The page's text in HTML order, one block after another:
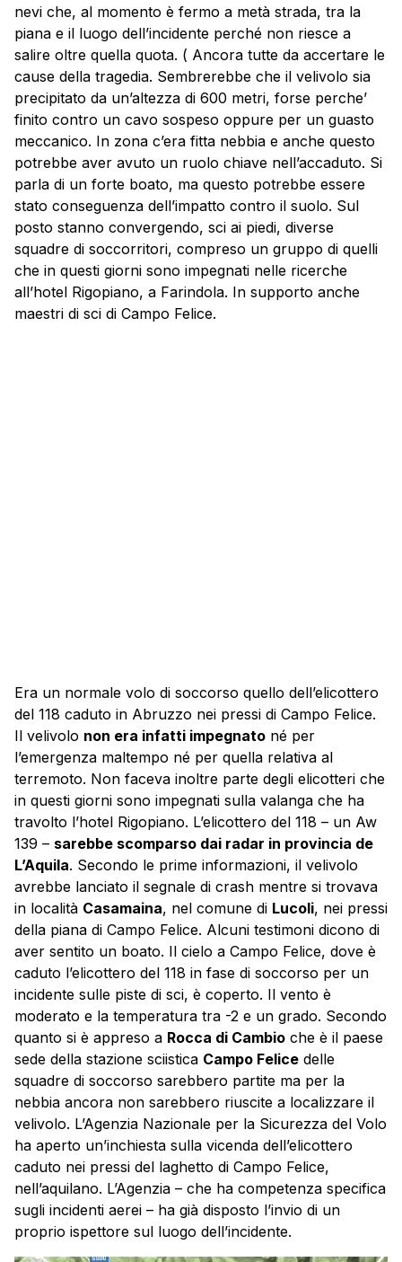
nevi che, al momento è fermo a metà strada, tra la
piana e il luogo dell’incidente perché non riesce a
salire oltre quella quota. ( Ancora tutte da accertare le
cause della tragedia. Sembrerebbe che il velivolo sia
precipitato da un’altezza di 600 metri, forse perche’
finito contro un cavo sospeso oppure per un guasto
meccanico. In zona c’era fitta nebbia e anche questo
potrebbe aver avuto un ruolo chiave nell’accaduto. Si
parla di un forte boato, ma questo potrebbe essere
stato conseguenza dell’impatto contro il suolo. Sul
posto stanno convergendo, sci ai piedi, diverse
squadre di soccorritori, compreso un gruppo di quelli
che in questi giorni sono impegnati nelle ricerche
all’hotel Rigopiano, a Farindola. In supporto anche
maestri di sci di Campo Felice.
Era un normale volo di soccorso quello dell’elicottero
del 118 caduto in Abruzzo nei pressi di Campo Felice.
Il velivolo non era infatti impegnato né per
l’emergenza maltempo né per quella relativa al
terremoto. Non faceva inoltre parte degli elicotteri che
in questi giorni sono impegnati sulla valanga che ha
travolto l’hotel Rigopiano. L’elicottero del 118 – un Aw
139 – sarebbe scomparso dai radar in provincia de
L’Aquila. Secondo le prime informazioni, il velivolo
avrebbe lanciato il segnale di crash mentre si trovava
in località Casamaina, nel comune di Lucoli, nei pressi
della piana di Campo Felice. Alcuni testimoni dicono di
aver sentito un boato. Il cielo a Campo Felice, dove è
caduto l’elicottero del 118 in fase di soccorso per un
incidente sulle piste di sci, è coperto. Il vento è
moderato e la temperatura tra -2 e un grado. Secondo
quanto si è appreso a Rocca di Cambio che è il paese
sede della stazione sciistica Campo Felice delle
squadre di soccorso sarebbero partite ma per la
nebbia ancora non sarebbero riuscite a localizzare il
velivolo. L’Agenzia Nazionale per la Sicurezza del Volo
ha aperto un’inchiesta sulla vicenda dell’elicottero
caduto nei pressi del laghetto di Campo Felice,
nell’aquilano. L’Agenzia – che ha competenza specifica
sugli incidenti aerei – ha già disposto l’invio di un
proprio ispettore sul luogo dell’incidente.